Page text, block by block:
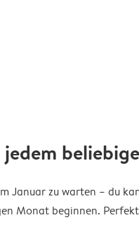
Januar zu warten – du
Monat beginnen.